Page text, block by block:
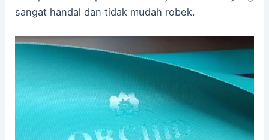
sangat handal dan tidak mudah robek.